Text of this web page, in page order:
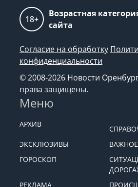
18+
Возрастная
сайта
Согласие на обработку
конфиденциальности
© 2008-2026 Новости
права защищены.
Меню
АРХИВ
ЭКСКЛЮЗИВЫ
ВАЖНОЕ
ГОРОСКОП
РЕКЛАМА